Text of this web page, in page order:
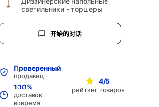
светильники - торшеры
开始的对话
Проверенный
продавец
100%
доставок
вовремя
4/5
рейтинг товаров